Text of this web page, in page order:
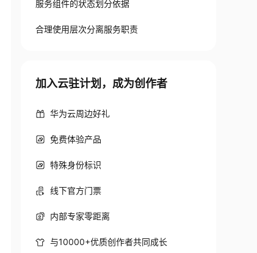
服务组件的状态划分依据
合理使用层次分离服务职责
加入云驻计划，成为创作者
华为云周边好礼
免费体验产品
特殊身份标识
线下官方门票
内部专家零距离
与10000+优质创作者共同成长